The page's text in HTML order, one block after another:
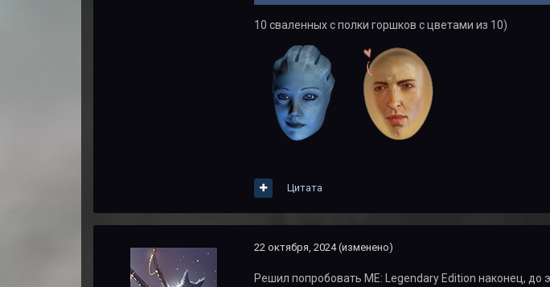
10 сваленных с полки горшков с цветами из 10)
Цитата
22 октября, 2024 (изменено)
Решил попробовать ME: Legendary Edition наконец, до